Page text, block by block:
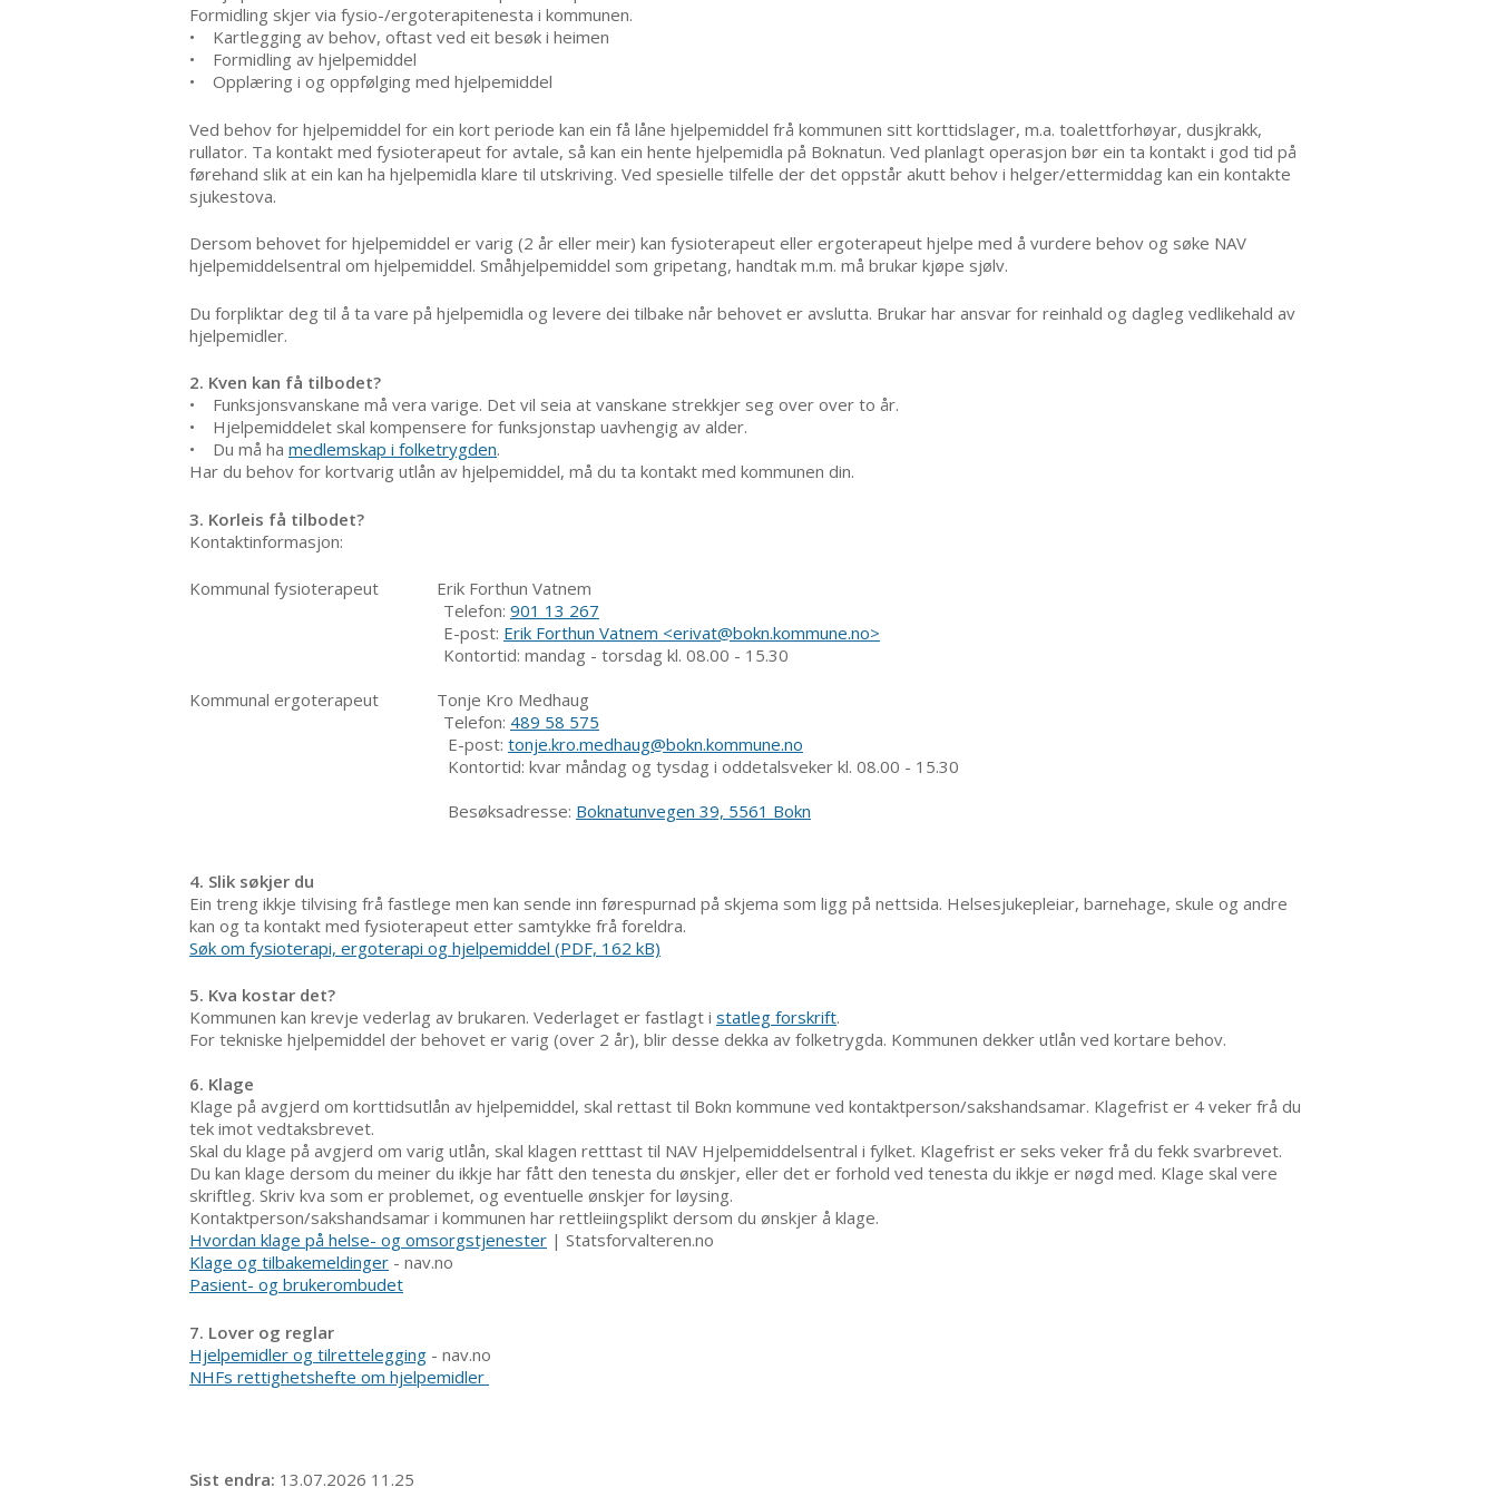
Formidling skjer via fysio-/ergoterapitenesta i kommunen.
• Kartlegging av behov, oftast ved eit besøk i heimen
• Formidling av hjelpemiddel
• Opplæring i og oppfølging med hjelpemiddel
Ved behov for hjelpemiddel for ein kort periode kan ein få låne hjelpemiddel frå kommunen sitt korttidslager, m.a. toalettforhøyar, dusjkrakk,
rullator. Ta kontakt med fysioterapeut for avtale, så kan ein hente hjelpemidla på Boknatun. Ved planlagt operasjon bør ein ta kontakt i god tid på
førehand slik at ein kan ha hjelpemidla klare til utskriving. Ved spesielle tilfelle der det oppstår akutt behov i helger/ettermiddag kan ein kontakte
sjukestova.
Dersom behovet for hjelpemiddel er varig (2 år eller meir) kan fysioterapeut eller ergoterapeut hjelpe med å vurdere behov og søke NAV
hjelpemiddelsentral om hjelpemiddel. Småhjelpemiddel som gripetang, handtak m.m. må brukar kjøpe sjølv.
Du forpliktar deg til å ta vare på hjelpemidla og levere dei tilbake når behovet er avslutta. Brukar har ansvar for reinhald og dagleg vedlikehald av
hjelpemidler.
2. Kven kan få tilbodet?
• Funksjonsvanskane må vera varige. Det vil seia at vanskane strekkjer seg over over to år.
• Hjelpemiddelet skal kompensere for funksjonstap uavhengig av alder.
• Du må ha medlemskap i folketrygden.
Har du behov for kortvarig utlån av hjelpemiddel, må du ta kontakt med kommunen din.
3. Korleis få tilbodet?
Kontaktinformasjon:
Kommunal fysioterapeut Erik Forthun Vatnem
Telefon: 901 13 267
E-post: Erik Forthun Vatnem <erivat@bokn.kommune.no>
Kontortid: mandag - torsdag kl. 08.00 - 15.30
Kommunal ergoterapeut Tonje Kro Medhaug
Telefon: 489 58 575
E-post: tonje.kro.medhaug@bokn.kommune.no
Kontortid: kvar måndag og tysdag i oddetalsveker kl. 08.00 - 15.30
Besøksadresse: Boknatunvegen 39, 5561 Bokn
4. Slik søkjer du
Ein treng ikkje tilvising frå fastlege men kan sende inn førespurnad på skjema som ligg på nettsida. Helsesjukepleiar, barnehage, skule og andre
kan og ta kontakt med fysioterapeut etter samtykke frå foreldra.
Søk om fysioterapi, ergoterapi og hjelpemiddel (PDF, 162 kB)
5. Kva kostar det?
Kommunen kan krevje vederlag av brukaren. Vederlaget er fastlagt i statleg forskrift.
For tekniske hjelpemiddel der behovet er varig (over 2 år), blir desse dekka av folketrygda. Kommunen dekker utlån ved kortare behov.
6. Klage
Klage på avgjerd om korttidsutlån av hjelpemiddel, skal rettast til Bokn kommune ved kontaktperson/sakshandsamar. Klagefrist er 4 veker frå du
tek imot vedtaksbrevet.
Skal du klage på avgjerd om varig utlån, skal klagen retttast til NAV Hjelpemiddelsentral i fylket. Klagefrist er seks veker frå du fekk svarbrevet.
Du kan klage dersom du meiner du ikkje har fått den tenesta du ønskjer, eller det er forhold ved tenesta du ikkje er nøgd med. Klage skal vere
skriftleg. Skriv kva som er problemet, og eventuelle ønskjer for løysing.
Kontaktperson/sakshandsamar i kommunen har rettleiingsplikt dersom du ønskjer å klage.
Hvordan klage på helse- og omsorgstjenester | Statsforvalteren.no
Klage og tilbakemeldinger - nav.no
Pasient- og brukerombudet
7. Lover og reglar
Hjelpemidler og tilrettelegging - nav.no
NHFs rettighetshefte om hjelpemidler
Sist endra 13.07.2026 11.25